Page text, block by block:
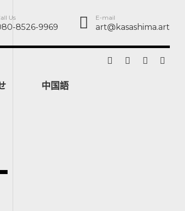
Us
8526-9969
E-mail
art@kasashima.art
中国語